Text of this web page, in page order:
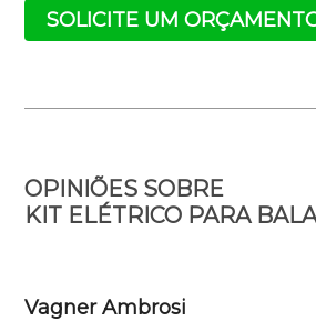
SOLICITE UM
OPINIÕES SOBRE
KIT ELÉTRICO PARA
Vagner Ambrosi